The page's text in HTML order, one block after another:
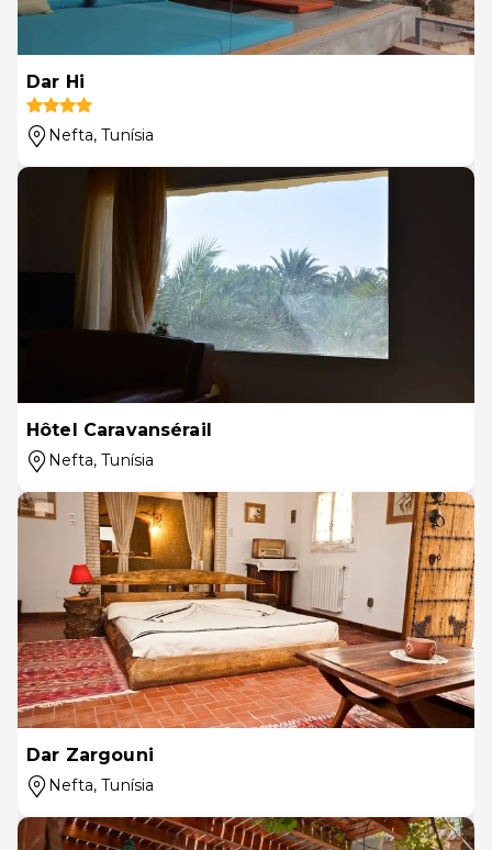
Dar Hi
Nefta, Tunísia
Hôtel Caravansérail
Nefta, Tunísia
Dar Zargouni
Nefta, Tunísia